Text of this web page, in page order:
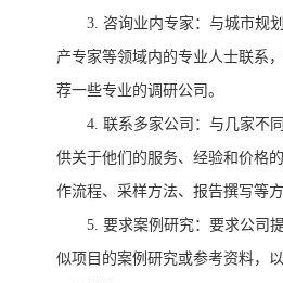
3. 咨询业内专家：与城市规
产专家等领域内的专业人士联系
荐一些专业的调研公司。
4. 联系多家公司：与几家不
供关于他们的服务、经验和价格
作流程、采样方法、报告撰写等方
5. 要求案例研究：要求公司
似项目的案例研究或参考资料，